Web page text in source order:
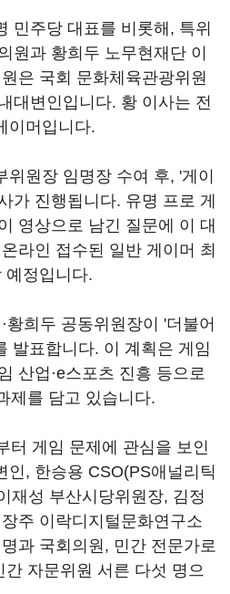
민주당 대표를 비롯해, 특위
원과 황희두 노무현재단 이
은 국회 문화체육관광위원
대변인입니다. 황 이사는 전
이머입니다.
원장 임명장 수여 후, '게이
가 진행됩니다. 유명 프로 게
영상으로 남긴 질문에 이 대
라인 접수된 일반 게이머 최
예정입니다.
황희두 공동위원장이 '더불어
발표합니다. 이 계획은 게임
산업·e스포츠 진흥 등으로
제를 담고 있습니다.
터 게임 문제에 관심을 보인
인, 한승용 CSO(PS애널리틱
재성 부산시당위원장, 김정
주 이락디지털문화연구소
과 국회의원, 민간 전문가로
자문위원 서른 다섯 명으